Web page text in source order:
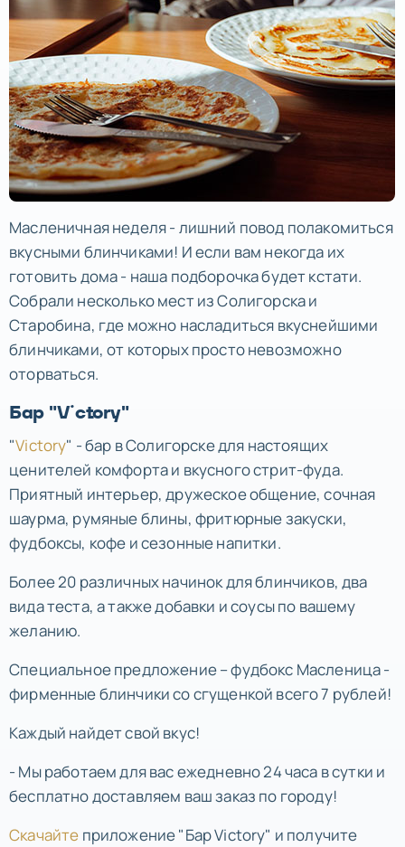
Масленичная неделя - лишний повод полакомиться
вкусными блинчиками! И если вам некогда их
готовить дома - наша подборочка будет кстати.
Собрали несколько мест из Солигорска и
Старобина, где можно насладиться вкуснейшими
блинчиками, от которых просто невозможно
оторваться.
Бар "Victory"
"Victory" - бар в Солигорске для настоящих
ценителей комфорта и вкусного стрит-фуда.
Приятный интерьер, дружеское общение, сочная
шаурма, румяные блины, фритюрные закуски,
фудбоксы, кофе и сезонные напитки.
Более 20 различных начинок для блинчиков, два
вида теста, а также добавки и соусы по вашему
желанию.
Специальное предложение – фудбокс Масленица -
фирменные блинчики со сгущенкой всего 7 рублей!
Каждый найдет свой вкус!
- Мы работаем для вас ежедневно 24 часа в сутки и
бесплатно доставляем ваш заказ по городу!
Скачайте приложение "Бар Victory" и получите